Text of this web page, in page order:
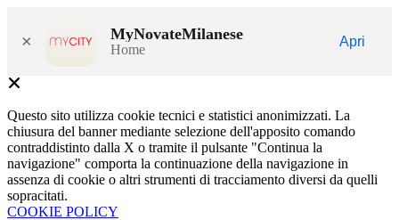
× MyNovateMilanese
Home
Apri
Questo sito utilizza cookie tecnici e statistici anonimizzati. La
chiusura del banner mediante selezione dell'apposito comando
contraddistinto dalla X o tramite il pulsante "Continua la
navigazione" comporta la continuazione della navigazione in
assenza di cookie o altri strumenti di tracciamento diversi da quelli
sopracitati.
COOKIE POLICY